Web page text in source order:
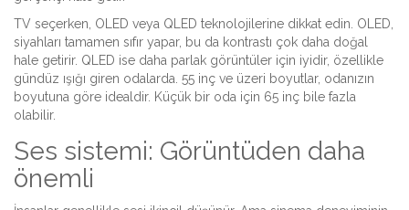
TV seçerken, OLED veya QLED teknolojilerine dikkat edin. OLED,
siyahları tamamen sıfır yapar, bu da kontrastı çok daha doğal
hale getirir. QLED ise daha parlak görüntüler için iyidir, özellikle
gündüz ışığı giren odalarda. 55 inç ve üzeri boyutlar, odanızın
boyutuna göre idealdir. Küçük bir oda için 65 inç bile fazla
olabilir.
Ses sistemi: Görüntüden daha
önemli